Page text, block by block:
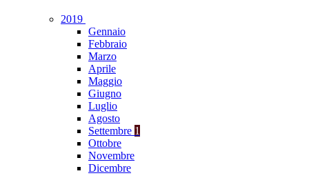
2019
Gennaio
Febbraio
Marzo
Aprile
Maggio
Giugno
Luglio
Agosto
Settembre 1
Ottobre
Novembre
Dicembre